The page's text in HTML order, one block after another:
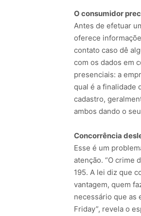
O consumidor
Antes de efetuar
oferece
contato caso dê
com os dados em
presenciais: a
qual é a finalidade
cadastro,
ambos dando o
Concorrência
Esse é um
atenção. “O crime
195. A lei diz que
vantagem, quem
necessário que as
Friday”, revela o